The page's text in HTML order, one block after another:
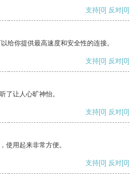
支持[0] 反对[0]
给你提供最高速度和安全性的连接。
支持[0] 反对[0]
了让人心旷神怡。
支持[0] 反对[0]
使用起来非常方便。
支持[0] 反对[0]